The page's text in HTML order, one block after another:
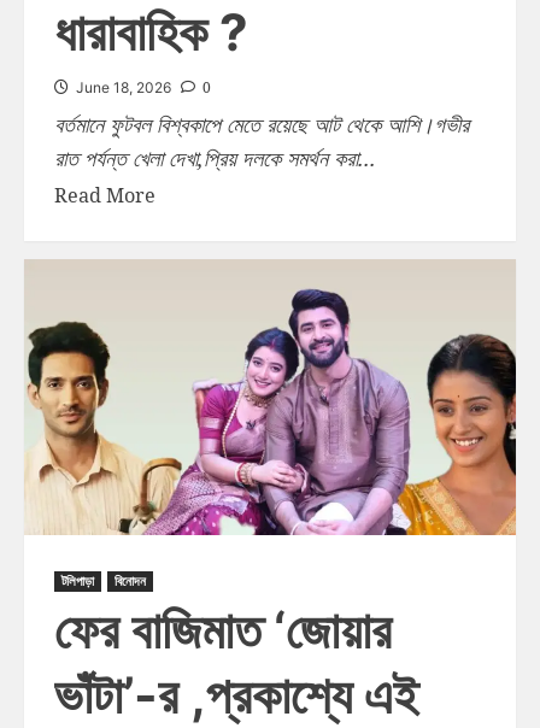
ধারাবাহিক ?
June 18, 2026 0
বর্তমানে ফুটবল বিশ্বকাপে মেতে রয়েছে আট থেকে আশি।গভীর
রাত পর্যন্ত খেলা দেখা,প্রিয় দলকে সমর্থন করা...
Read More
টলিপাড়া বিনোদন
ফের বাজিমাত ‘জোয়ার
ভাঁটা’-র ,প্রকাশ্যে এই